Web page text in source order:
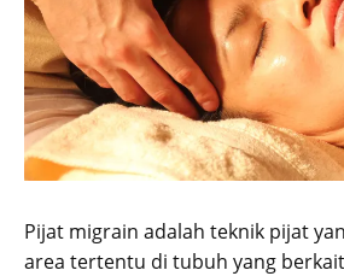
Pijat migrain adalah teknik pijat
area tertentu di tubuh yang